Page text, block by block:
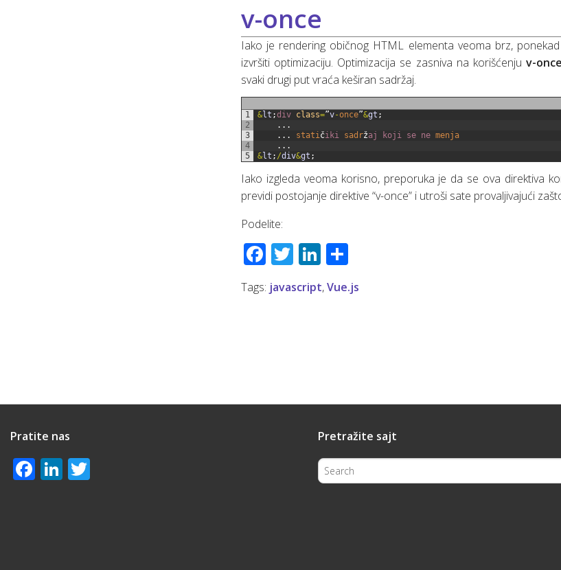
v-once
Iako je rendering običnog HTML elementa veoma brz,
izvršiti optimizaciju. Optimizacija se zasniva na korišćenju v-once
svaki drugi put vraća keširan sadržaj.
1
2
3
4
5
&lt ;div class=”v-once”&gt ;
. . .
. . . stati čiki sadržaj koji se ne menja
. . .
&lt ; /div&gt ;
Iako izgleda veoma korisno, preporuka je da se ova direktiva
previdi postojanje direktive “v-once” i utroši sate provaljivajući
Podelite:
Facebook
TwitterLinkedIn
Tags: javascript,Vue.js
Pratite nas
Facebook
LinkedIn
Pretražite sajt